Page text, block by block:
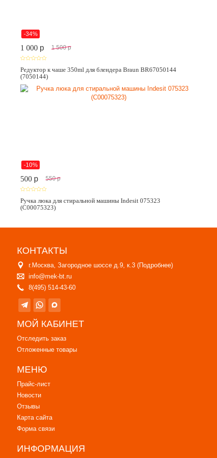
-34%
1 000 p 1 500 p
Редуктор к чаше 350ml для блендера Braun BR67050144
(7050144)
-10%
500 p 550 p
Ручка люка для стиральной машины Indesit 075323
(C00075323)
КОНТАКТЫ
г.Москва, Загородное шоссе д.9, к.3 (Подробнее)
info@mek-bt.ru
8(495) 514-43-60
МОЙ КАБИНЕТ
Отследить заказ
Отложенные товары
МЕНЮ
Прайс-лист
Новости
Отзывы
Карта сайта
Форма связи
ИНФОРМАЦИЯ